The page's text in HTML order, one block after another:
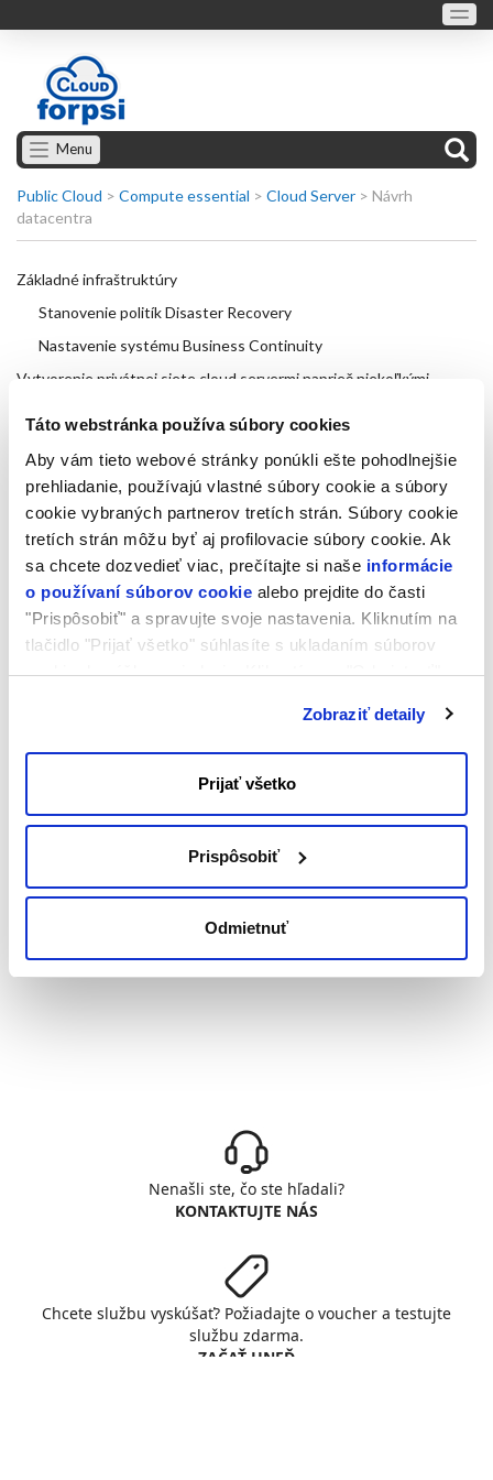
Táto webstránka používa súbory cookies
Aby vám tieto webové stránky ponúkli ešte pohodlnejšie
prehliadanie, používajú vlastné súbory cookie a súbory
cookie vybraných partnerov tretích strán. Súbory cookie
tretích strán môžu byť aj profilovacie súbory cookie. Ak
sa chcete dozvedieť viac, prečítajte si naše informácie
o používaní súborov cookie alebo prejdite do časti
"Prispôsobiť" a spravujte svoje nastavenia. Kliknutím na
tlačidlo "Prijať všetko" súhlasíte s ukladaním súborov
cookie do vášho zariadenia. Kliknutím na "Odmietnuť"
Zobraziť detaily
Prijať všetko
Prispôsobiť
Odmietnuť
Menu
Public Cloud > Compute essential > Cloud Server > Návrh
datacentra
Základné infraštruktúry
Stanovenie politík Disaster Recovery
Nastavenie systému Business Continuity
Vytvorenie privátnej siete cloud servermi naprieč niekoľkými
Konfigurácia servera Windows
Konfigurácia servera Linux
Horizontálne a vertikálne škálovanie
Nenašli ste, čo ste hľadali?
KONTAKTUJTE NÁS
Chcete službu vyskúšať? Požiadajte o voucher a testujte
službu zdarma.
ZAČAŤ HNEĎ